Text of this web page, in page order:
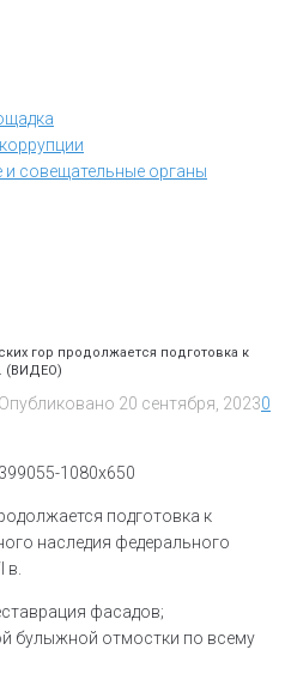
совещательные органы
гор продолжается подготовка к
(ВИДЕО)
Опубликовано 20 сентября, 20230
подготовка к
наследия федерального
в.
фасадов;
булыжной отмостки по всему